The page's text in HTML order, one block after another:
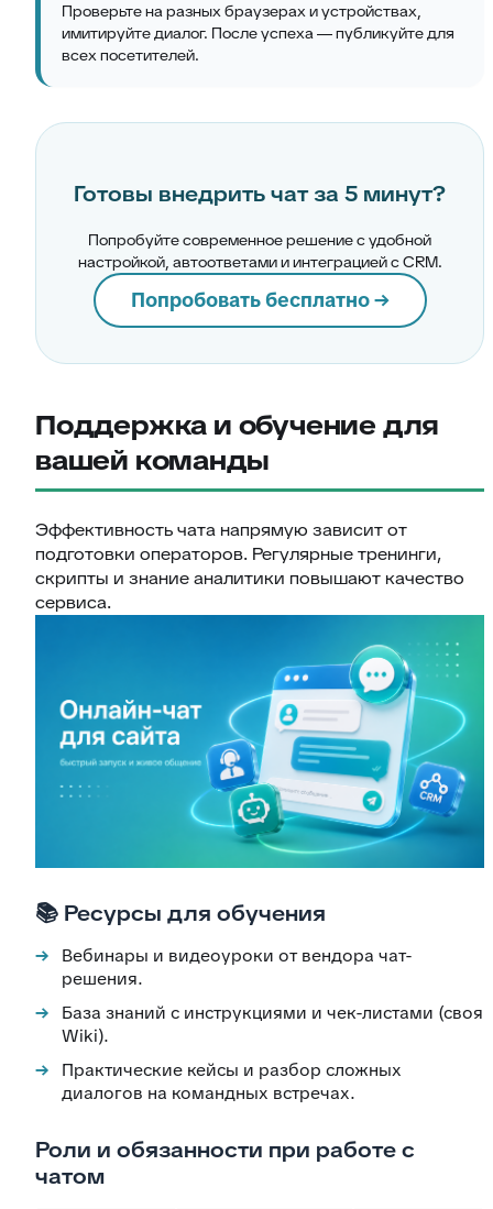
Проверьте на разных браузерах и устройствах,
имитируйте диалог. После успеха — публикуйте для
всех посетителей.
Готовы внедрить чат за 5 минут?
Попробуйте современное решение с удобной
настройкой, автоответами и интеграцией с CRM.
Попробовать бесплатно →
Поддержка и обучение для
вашей команды
Эффективность чата напрямую зависит от
подготовки операторов. Регулярные тренинги,
скрипты и знание аналитики повышают качество
сервиса.
📚 Ресурсы для обучения
Вебинары и видеоуроки от вендора чат-
решения.
База знаний с инструкциями и чек-листами (своя
Wiki).
Практические кейсы и разбор сложных
диалогов на командных встречах.
Роли и обязанности при работе с
чатом